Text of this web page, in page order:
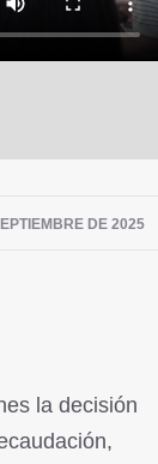
DE 2025
la decisión